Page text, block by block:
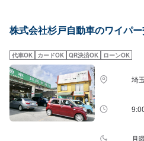
株式会社杉戸自動車のワイパ
代車OK カードOK QR決済OK ローンOK
埼
月